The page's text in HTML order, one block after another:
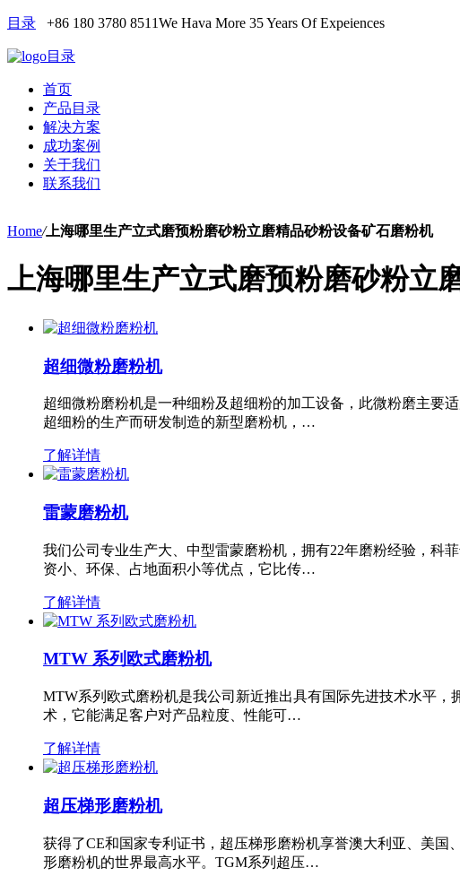
目录 +86 180 3780 8511We Hava More 35 Years Of Expeiences
目录
首页
产品目录
解决方案
成功案例
关于我们
联系我们
Home/上海哪里生产立式磨预粉磨砂粉立磨精品砂粉设备矿石磨粉机
上海哪里生产立式磨预粉磨砂粉立
超细微粉磨粉机
超细微粉磨粉机是一种细粉及超细粉的加工设备，此微粉磨主要
超细粉的生产而研发制造的新型磨粉机，…
了解详情
雷蒙磨粉机
我们公司专业生产大、中型雷蒙磨粉机，拥有22年磨粉经验，科
资小、环保、占地面积小等优点，它比传…
了解详情
MTW 系列欧式磨粉机
MTW系列欧式磨粉机是我公司新近推出具有国际先进技术水平
术，它能满足客户对产品粒度、性能可…
了解详情
超压梯形磨粉机
获得了CE和国家专利证书，超压梯形磨粉机享誉澳大利亚、美
形磨粉机的世界最高水平。TGM系列超压…